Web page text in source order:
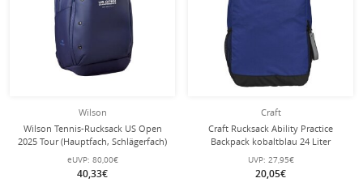
Wilson
Wilson Tennis-Rucksack US Open
2025 Tour (Hauptfach, Schlägerfach)
navyblau
eUVP: 80,00€
40,33€
Craft
Craft Rucksack Ability Practice
Backpack kobaltblau 24 Liter
UVP: 27,95€
20,05€